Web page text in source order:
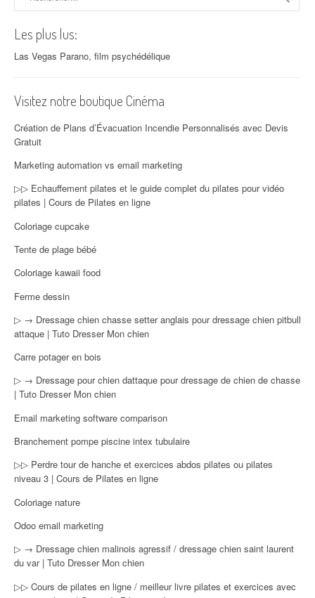
Les plus lus:
Las Vegas Parano, film psychédélique
Visitez notre boutique Cinéma
Création de Plans d’Évacuation Incendie Personnalisés avec Devis
Gratuit
Marketing automation vs email marketing
▷▷ Echauffement pilates et le guide complet du pilates pour vidéo
pilates | Cours de Pilates en ligne
Coloriage cupcake
Tente de plage bébé
Coloriage kawaii food
Ferme dessin
▷ → Dressage chien chasse setter anglais pour dressage chien pitbull
attaque | Tuto Dresser Mon chien
Carre potager en bois
▷ → Dressage pour chien dattaque pour dressage de chien de chasse
| Tuto Dresser Mon chien
Email marketing software comparison
Branchement pompe piscine intex tubulaire
▷▷ Perdre tour de hanche et exercices abdos pilates ou pilates
niveau 3 | Cours de Pilates en ligne
Coloriage nature
Odoo email marketing
▷ → Dressage chien malinois agressif / dressage chien saint laurent
du var | Tuto Dresser Mon chien
▷▷ Cours de pilates en ligne / meilleur livre pilates et exercices avec